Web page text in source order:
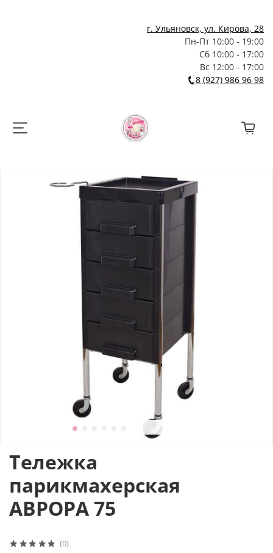
г. Ульяновск, ул. Кирова, 28
Пн-Пт 10:00 - 19:00
Сб 10:00 - 17:00
Вс 12:00 - 17:00
8 (927) 986 96 98
(0)
Тележка
парикмахерская
АВРОРА 75